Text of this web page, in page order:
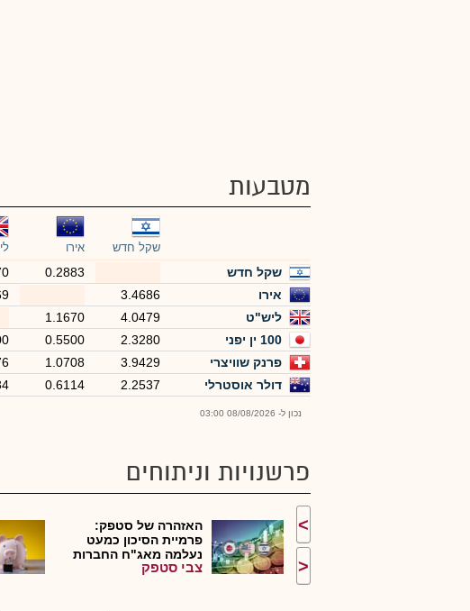
מטבעות
שקל חדש אירו
שקל חדש 0.2883
אירו
3.4686
ליש"ט
4.0479
1.1670
100 ין יפני
2.3280
0.5500
פרנק שוויצרי
3.9429
1.0708
דולר אוסטרלי
2.2537
0.6114
נכון ל- 08/08/2026 03:00
פרשנויות וניתוחים
>
<
האזהרה של סטפק:
פרמיית הסיכון כמעט
נעלמה מאג"ח החברות
ה...
צבי סטפק